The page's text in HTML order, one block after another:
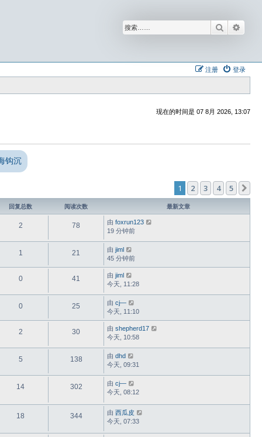
搜索
登录
注册
现在的时间是 07 8月 2026, 13:07
钩沉
1 2 3 4 5
回复总数 阅读次数 最新文章
2 78 由 foxrun123
19 分钟前
1 21 由 jiml
45 分钟前
0 41 由 jiml
今天, 11:28
0 25 由 cj—
今天, 11:10
2 30 由 shepherd17
今天, 10:58
5 138 由 dhd
今天, 09:31
14 302 由 cj—
今天, 08:12
18 344 由 西瓜皮
今天, 07:33